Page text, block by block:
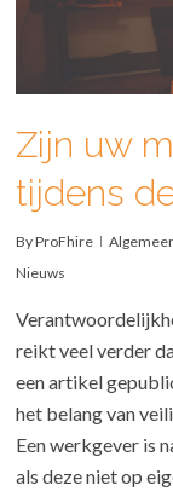
Zijn uw
tijdens
ByProFhire
Nieuws
reikt veel verder
een artikel
het belang van
Een werkgever is
als deze niet op